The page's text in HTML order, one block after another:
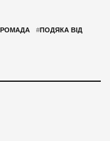
#ПОДЯКА ВІД